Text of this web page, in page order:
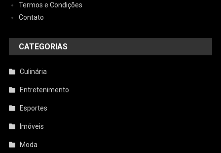
Termos e Condições
Contato
CATEGORIAS
Culinária
Entretenimento
Esportes
Imóveis
Moda